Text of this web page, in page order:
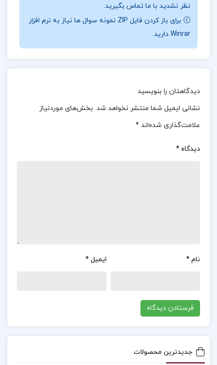
قرار می‌دهد. جهت خرید فایل های بیشتر
دنبال کنید
درباره نویسنده کتاب سیاست و جامعه شناسی در
جامعه‌شناختی ماکس وبر ارائه می‌دهد. گیدنز در این
اثر به بررسی مفاهیم کلیدی مانند قدرت، مشروعیت و
کمتر مورد توجه قرار داده باشد و بیشتر به تحلیل‌های
موضوع کتاب سیاست و جامعه شناسی در اندیشه
ماکس وبر آنتونی گیدنز :
بخش‌های مختلفی از نظریات وبر بررسی می‌شود. یکی
از بخش‌های کلیدی کتاب به مفهوم مشروعیت، در
نظر نشدید با ما تماس بگیرید.
برای باز کردن فایل ZIP نمونه سوال ها نیاز به نرم افزار
Winrar دارید.
دیدگاهتان را بنویسید
نشانی ایمیل شما منتشر نخواهد شد. بخش‌های موردنیاز
علامت‌گذاری شده‌اند *
دیدگاه *
نام * ایمیل *
جدیدترین محصولات